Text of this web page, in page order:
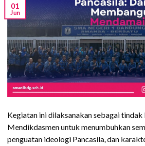
01
Jun
Kegiatan ini dilaksanakan sebagai
Mendikdasmen untuk menumbuhkan
penguatan ideologi Pancasila, dan